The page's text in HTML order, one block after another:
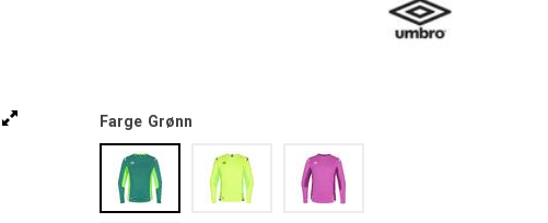
Farge Grønn